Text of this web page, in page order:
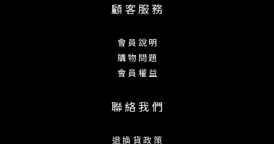
顧 客 服 務
會 員 說 明
購 物 問 題
會 員 權 益
聯 絡 我 們
退 換 貨 政 策